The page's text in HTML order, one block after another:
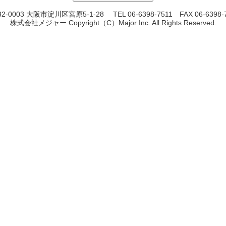
0003 大阪市淀川区宮原5-1-28 TEL 06-6398-7511 FAX 06-6398-
株式会社メジャー Copyright（C）Major Inc. All Rights Reserved.